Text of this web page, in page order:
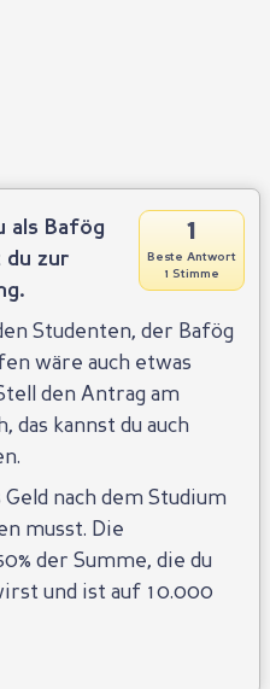
1
Beste Antwort
1 Stimme
als Bafög
du zur
Studenten, der Bafög
wäre auch etwas
den Antrag am
das kannst du auch
Geld nach dem Studium
musst. Die
der Summe, die du
und ist auf 10.000